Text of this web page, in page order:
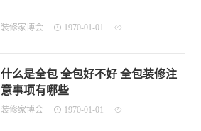
装修家博会 1970-01-01
什么是全包 全包好不好 全包装修注
意事项有哪些
装修家博会 1970-01-01